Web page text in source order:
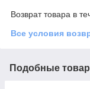
Возврат товара в
Все условия
Подобные